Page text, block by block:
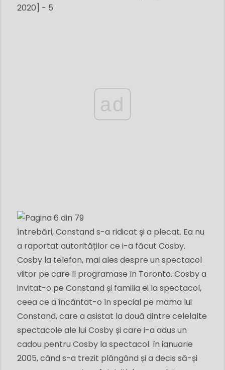
2020] - 5
ad
întrebări, Constand s-a ridicat și a plecat. Ea nu
a raportat autorităților ce i-a făcut Cosby.
Cosby la telefon, mai ales despre un spectacol
viitor pe care îl programase în Toronto. Cosby a
invitat-o ​​pe Constand și familia ei la spectacol,
ceea ce a încântat-o ​​în special pe mama lui
Constand, care a asistat la două dintre celelalte
spectacole ale lui Cosby și care i-a adus un
cadou pentru Cosby la spectacol. în ianuarie
2005, când s-a trezit plângând și a decis să-și